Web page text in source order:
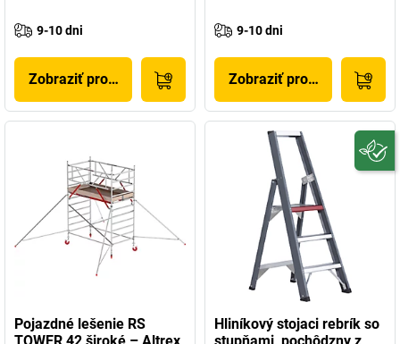
9-10 dni
Zobraziť produkt
9-10 dni
Zobraziť produkt
Pojazdné lešenie RS
Hliníkový stojaci rebrík so